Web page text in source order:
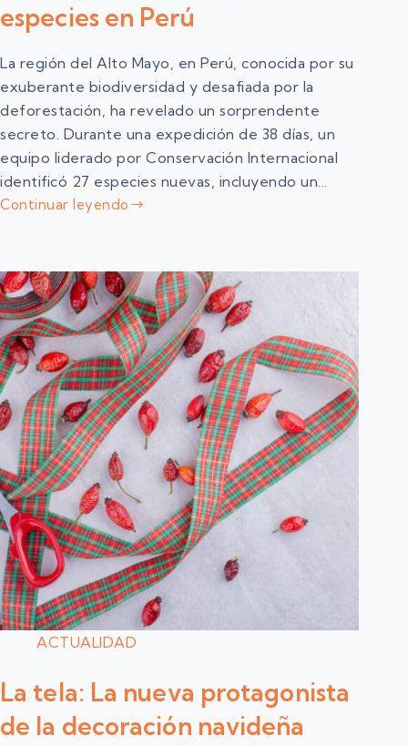
especies en Perú
La región del Alto Mayo, en Perú, conocida por su
exuberante biodiversidad y desafiada por la
deforestación, ha revelado un sorprendente
secreto. Durante una expedición de 38 días, un
equipo liderado por Conservación Internacional
identificó 27 especies nuevas, incluyendo un…
Continuar leyendo
ACTUALIDAD
La tela: La nueva protagonista
de la decoración navideña